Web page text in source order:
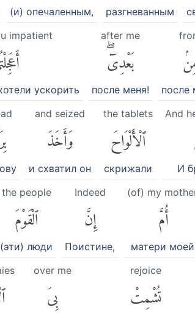
разгневанным
(и) опечаленным,
после
after me
بَعْدِىٓۖ
после меня!
impatient
ускорить
And
И
the tablets
ٱلْأَلْوَاحَ
скрижали
and seized
وَأَخَذَ
и схватил он
(of) my
أُمَّ
матери
Indeed
إِنَّ
Поистине,
the people
ٱلْقَوْمَ
(эти) люди
rejoice
تُشْمِتْ
over me
بِىَ